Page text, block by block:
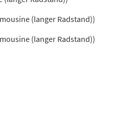
(langer Radstand))
(langer Radstand))